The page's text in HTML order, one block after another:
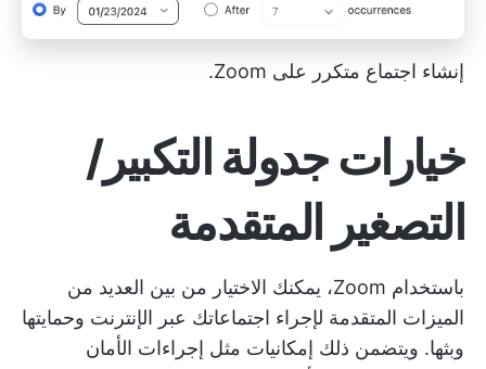
إنشاء اجتماع متكرر على Zoom.
خيارات جدولة التكبير/
التصغير المتقدمة
باستخدام Zoom، يمكنك الاختيار من بين العديد من
الميزات المتقدمة لإجراء اجتماعاتك عبر الإنترنت وحمايتها
وبثها. ويتضمن ذلك إمكانيات مثل إجراءات الأمان